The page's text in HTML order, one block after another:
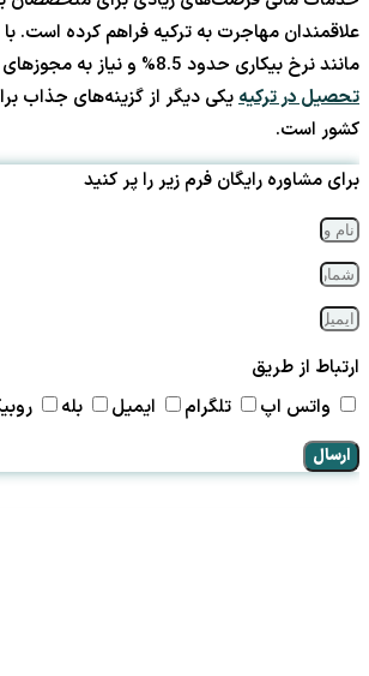
علاقمندان مهاجرت به ترکیه فراهم کرده است.
مانند نرخ بیکاری حدود 8.5% و نیاز به مجوزهای کاری وجود دارد.
تحصیل در ترکیهیکی دیگر از گزینه‌های جذاب
کشور است.
برای مشاوره رایگان فرم زیر را پر کنید
ارتباط از طریق
واتس اپ
تلگرام ایمیل بله
ارسال